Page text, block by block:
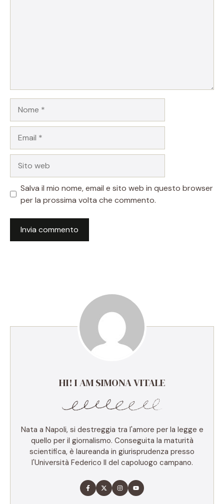
web
Salva il mio nome, email e sito web in questo browser
per la prossima volta che commento.
HI! I AM SIMONA VITALE
Nata a Napoli, si destreggia tra l'amore per la legge e
quello per il giornalismo. Conseguita la maturità
scientifica, è laureanda in giurisprudenza presso
l'Università Federico II del capoluogo campano.